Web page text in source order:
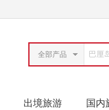
全部产品
出境旅游 国内